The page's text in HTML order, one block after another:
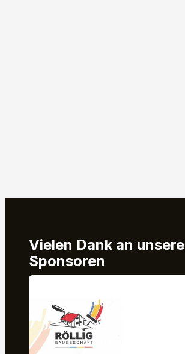
Vielen Dank an unsere
Sponsoren